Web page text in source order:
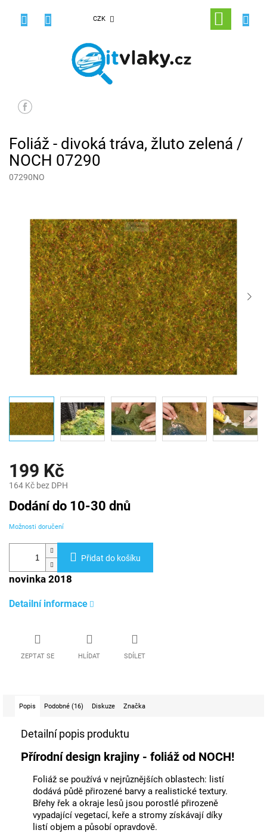
CZK
NÁKUPNÍ
KOŠÍK
Foliáž - divoká tráva, žluto zelená /
NOCH 07290
07290NO
199 Kč
164 Kč bez DPH
Měrná
cena:
Dodání do 10-30 dnů
Možnosti doručení
Přidat do košíku
novinka 2018
Detailní informace
ZEPTAT SE HLÍDAT SDÍLET
Popis Podobné (16) Diskuze Značka
Detailní popis produktu
Přírodní design krajiny - foliáž od NOCH!
Foliáž se používá v nejrůznějších oblastech: listí
dodává půdě přirozené barvy a realistické textury.
Břehy řek a okraje lesů jsou porostlé přirozeně
vypadající vegetací, keře a stromy získávají díky
listí objem a působí opravdově.